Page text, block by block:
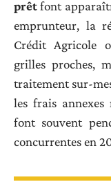
prêtfont
emprunteur, la
Crédit Agricole
grilles proches,
traitement sur-
les frais annexes
font souvent
concurrentes en